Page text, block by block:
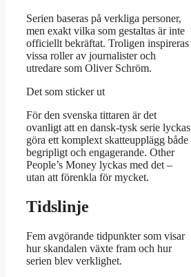
Serien baseras på verkliga personer,
men exakt vilka som gestaltas är inte
officiellt bekräftat. Troligen inspireras
vissa roller av journalister och
utredare som Oliver Schröm.
Det som sticker ut
För den svenska tittaren är det
ovanligt att en dansk-tysk serie lyckas
göra ett komplext skatteupplägg både
begripligt och engagerande. Other
People’s Money lyckas med det –
utan att förenkla för mycket.
Tidslinje
Fem avgörande tidpunkter som visar
hur skandalen växte fram och hur
serien blev verklighet.